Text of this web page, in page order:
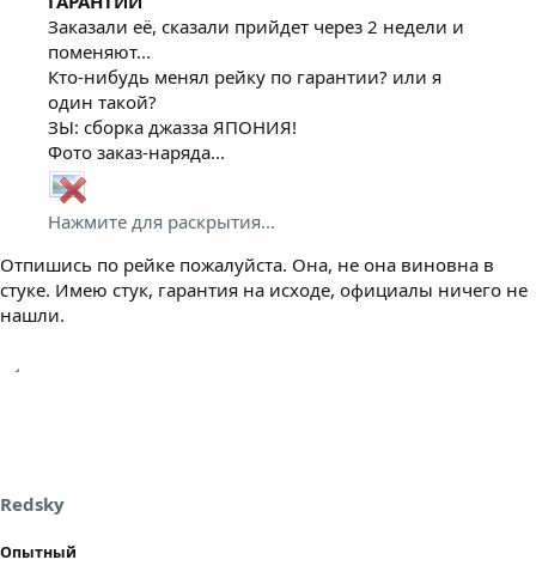
Заказали её, сказали прийдет через 2 недели и
поменяют...
Кто-нибудь менял рейку по гарантии? или я
один такой?
ЗЫ: сборка джазза ЯПОНИЯ!
Фото заказ-наряда...
Нажмите для раскрытия...
Отпишись по рейке пожалуйста. Она, не она виновна в
стуке. Имею стук, гарантия на исходе, официалы ничего не
нашли.
Redsky
Опытный